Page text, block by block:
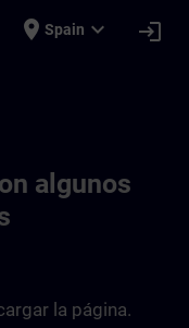
place Spain expand_more login
algunos
la página.